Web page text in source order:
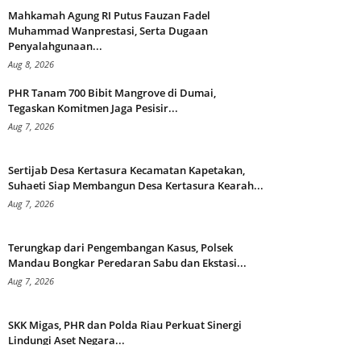
Mahkamah Agung RI Putus Fauzan Fadel
Muhammad Wanprestasi, Serta Dugaan
Penyalahgunaan...
Aug 8, 2026
PHR Tanam 700 Bibit Mangrove di Dumai,
Tegaskan Komitmen Jaga Pesisir...
Aug 7, 2026
Sertijab Desa Kertasura Kecamatan Kapetakan,
Suhaeti Siap Membangun Desa Kertasura Kearah...
Aug 7, 2026
Terungkap dari Pengembangan Kasus, Polsek
Mandau Bongkar Peredaran Sabu dan Ekstasi...
Aug 7, 2026
SKK Migas, PHR dan Polda Riau Perkuat Sinergi
Lindungi Aset Negara...